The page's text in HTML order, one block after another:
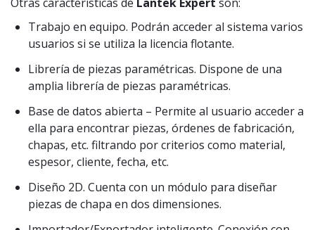
Trabajo en equipo. Podrán acceder al sistema varios
usuarios si se utiliza la licencia flotante.
Librería de piezas paramétricas. Dispone de una
amplia librería de piezas paramétricas.
Base de datos abierta – Permite al usuario acceder a
ella para encontrar piezas, órdenes de fabricación,
chapas, etc. filtrando por criterios como material,
espesor, cliente, fecha, etc.
Diseño 2D. Cuenta con un módulo para diseñar
piezas de chapa en dos dimensiones.